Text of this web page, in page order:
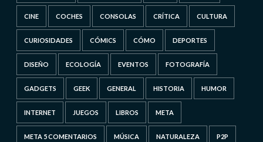
CINE COCHES CONSOLAS CRÍTICA CULTURA
CURIOSIDADES CÓMICS CÓMO DEPORTES
DISEÑO ECOLOGÍA EVENTOS FOTOGRAFÍA
GADGETS GEEK GENERAL HISTORIA HUMOR
INTERNET JUEGOS LIBROS META
META 5 COMENTARIOS MÚSICA NATURALEZA P2P